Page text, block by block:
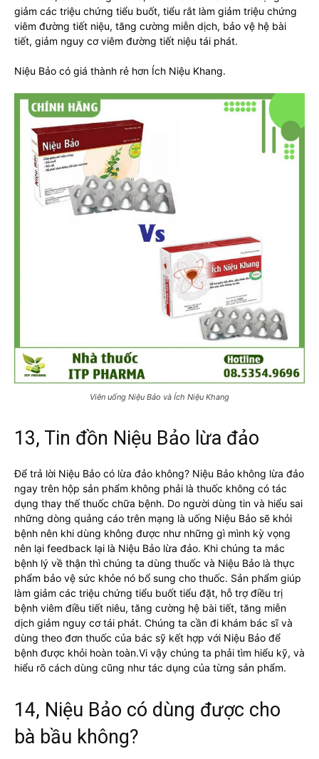
giảm các triệu chứng tiểu buốt, tiểu rắt làm giảm triệu chứng
viêm đường tiết niệu, tăng cường miễn dịch, bảo vệ hệ bài
tiết, giảm nguy cơ viêm đường tiết niệu tái phát.
Niệu Bảo có giá thành rẻ hơn Ích Niệu Khang.
Viên uống Niệu Bảo và Ích Niệu Khang
13, Tin đồn Niệu Bảo lừa đảo
Để trả lời Niệu Bảo có lừa đảo không? Niệu Bảo không lừa đảo
ngay trên hộp sản phẩm không phải là thuốc không có tác
dụng thay thế thuốc chữa bệnh. Do người dùng tin và hiểu sai
những dòng quảng cáo trên mạng là uống Niệu Bảo sẽ khỏi
bệnh nên khi dùng không được như những gì mình kỳ vọng
nên lại feedback lại là Niệu Bảo lừa đảo. Khi chúng ta mắc
bệnh lý về thận thì chúng ta dùng thuốc và Niệu Bảo là thực
phẩm bảo vệ sức khỏe nó bổ sung cho thuốc. Sản phẩm giúp
làm giảm các triệu chứng tiểu buốt tiểu đặt, hỗ trợ điều trị
bệnh viêm điều tiết niêu, tăng cường hệ bài tiết, tăng miễn
dịch giảm nguy cơ tái phát. Chúng ta cần đi khám bác sĩ và
dùng theo đơn thuốc của bác sỹ kết hợp với Niệu Bảo để
bệnh được khỏi hoàn toàn.Vi vậy chúng ta phải tìm hiểu kỹ, và
hiểu rõ cách dùng cũng như tác dụng của từng sản phẩm.
14, Niệu Bảo có dùng được cho
bà bầu không?